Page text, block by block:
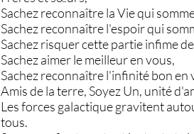
Sachez reconnaître la Vie qui
Sachez reconnaître l'espoir qui
Sachez risquer cette partie infime
Sachez aimer le meilleur en vous,
Sachez reconnaître l'infinité bon en
Amis de la terre, Soyez Un, unité
Les forces galactique gravitent
tous.